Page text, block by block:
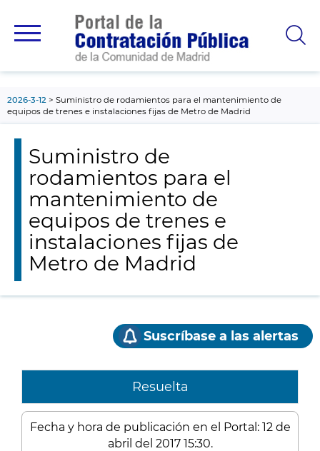
principal
2026-3-12
Suministro de rodamientos para el mantenimiento de
equipos de trenes e instalaciones fijas de Metro de Madrid
Suministro de
rodamientos para el
mantenimiento de
equipos de trenes e
instalaciones fijas de
Metro de Madrid
Suscríbase a las alertas
Resuelta
Fecha y hora de publicación en el Portal: 12 de
abril del 2017 15:30.